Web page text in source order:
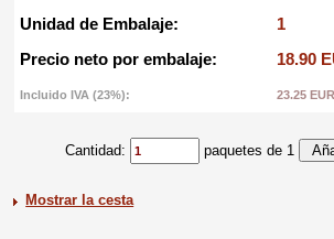
Unidad de Embalaje:
1
Precio neto por embalaje:
18.90
Incluido IVA (23%): 23.25 EUR
Cantidad: paquetes de 1
Mostrar la cesta